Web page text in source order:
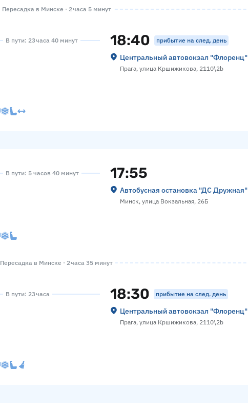
Пересадка в Минске · 2 часа 5 минут
В пути: 23 часа 40 минут 18:40 прибытие на след. день
Центральный автовокзал "Флоренц"
Прага, улица Кршижикова, 2110\2b
В пути: 5 часов 40 минут 17:55
Автобусная остановка "ДС Дружная"
Минск, улица Вокзальная, 26Б
Пересадка в Минске · 2 часа 35 минут
В пути: 23 часа 18:30 прибытие на след. день
Центральный автовокзал "Флоренц"
Прага, улица Кршижикова, 2110\2b